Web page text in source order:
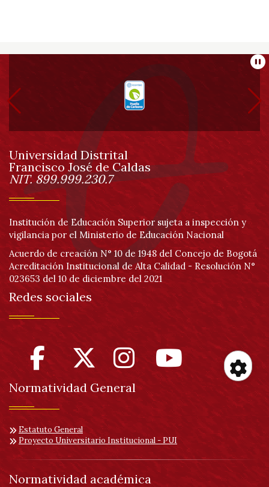
de
Información
pie
de
página
Información
Universidad Distrital
Francisco José de Caldas
NIT. 899.999.230.7
Institución de Educación Superior sujeta a inspección y
vigilancia por el Ministerio de Educación Nacional
Acuerdo de creación N° 10 de 1948 del Concejo de Bogotá
Acreditación Institucional de Alta Calidad - Resolución N°
023653 del 10 de diciembre del 2021
Redes sociales
Normatividad General
Estatuto General
Proyecto Universitario Institucional - PUI
Normatividad académica